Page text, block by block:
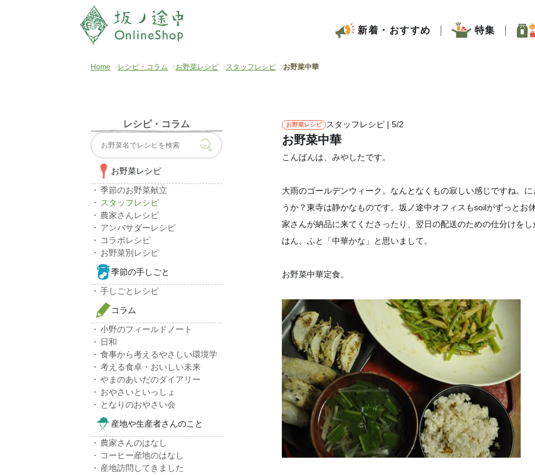
新着・おすすめ 特集
Home レシピ・コラム お野菜レシピ スタッフレシピ お野菜中華
お野菜レシピ スタッフレシピ | 5/2
お野菜中華
こんばんは、みやしたです。
大雨のゴールデンウィーク。なんとなくもの寂しい感じですね。
うか？東寺は静かなものです。坂ノ途中オフィスもsoilがずっとお
家さんが納品に来てくださったり、翌日の配送のための仕分けを
はん。ふと「中華かな」と思いまして。
お野菜中華定食。
レシピ・コラム
お野菜レシピ
季節のお野菜献立
スタッフレシピ
農家さんレシピ
アンバサダーレシピ
コラボレシピ
お野菜別レシピ
季節の手しごと
手しごとレシピ
コラム
小野のフィールドノート
日和
食事から考えるやさしい環境学
考える食卓・おいしい未来
やまのあいだのダイアリー
おやさいといっしょ
となりのおやさい会
産地や生産者さんのこと
農家さんのはなし
コーヒー産地のはなし
産地訪問してきました